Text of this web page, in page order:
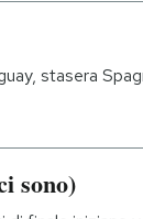
stasera
sono)